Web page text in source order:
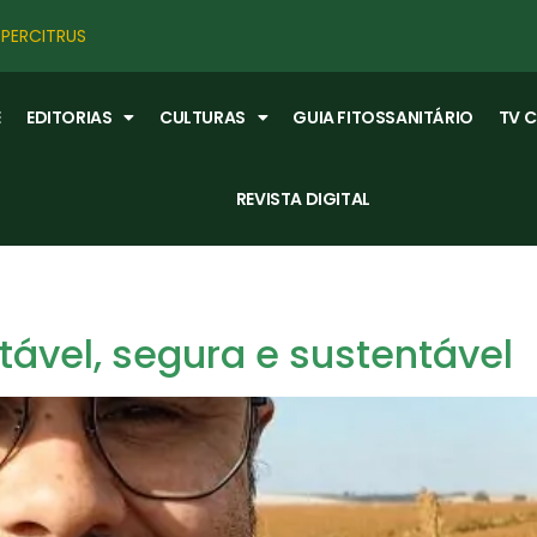
EDITORIAS CULTURAS GUIA FITOSSANITÁRIO TV
REVISTA DIGITAL
segura e sustentável